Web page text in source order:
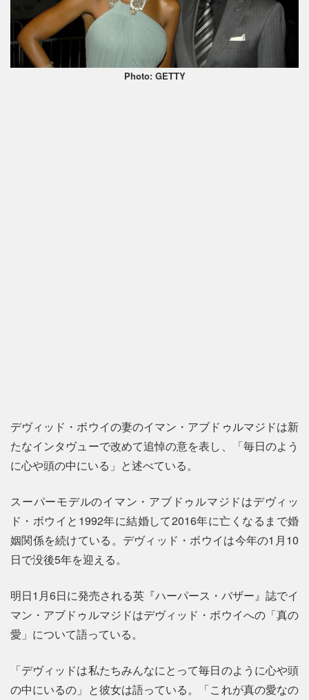
Photo: GETTY
デヴィッド・ボウイの妻のイマン・アブドゥルマジドは新
たなインタヴューで改めて追悼の意を表し、「毎日のよう
に心や頭の中にいる」と述べている。
スーパーモデルのイマン・アブドゥルマジドはデヴィッ
ド・ボウイと1992年に結婚して2016年に亡くなるまで婚
姻関係を続けている。デヴィッド・ボウイは今年の1月10
日で没後5年を迎える。
明日1月6日に発売される英『ハーパース・バザー』誌でイ
マン・アブドゥルマジドはデヴィッド・ボウイへの「真の
愛」について語っている。
「デヴィッドは私たちみんなにとって毎日のように心や頭
の中にいるの」と彼女は語っている。「これが真の愛なの